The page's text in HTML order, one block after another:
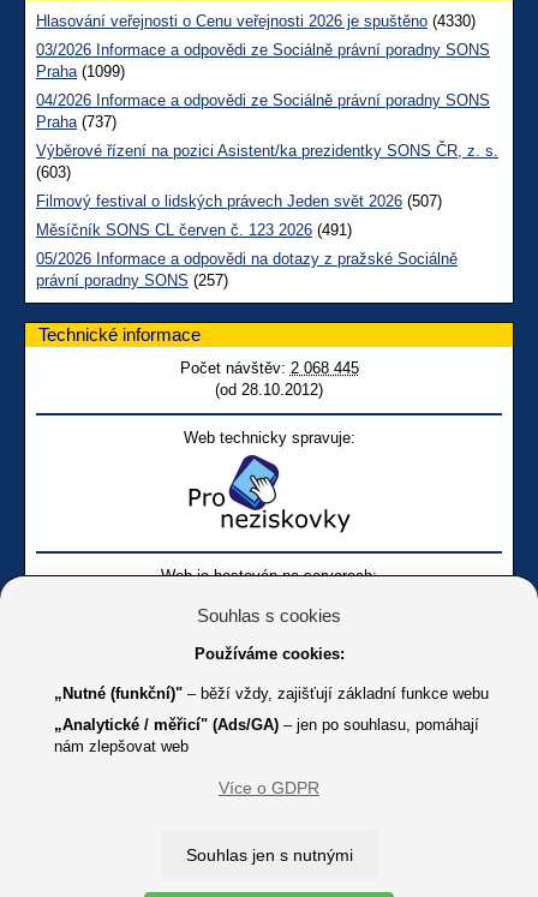
Hlasování veřejnosti o Cenu veřejnosti 2026 je spuštěno (4330)
03/2026 Informace a odpovědi ze Sociálně právní poradny SONS
Praha(1099)
04/2026 Informace a odpovědi ze Sociálně právní poradny SONS
Praha(737)
Výběrové řízení na pozici Asistent/ka prezidentky SONS ČR, z. s.
(603)
Filmový festival o lidských právech Jeden svět 2026 (507)
Měsíčník SONS CL červen č. 123 2026 (491)
05/2026 Informace a odpovědi na dotazy z pražské Sociálně
právní poradny SONS (257)
Technické informace
Počet návštěv: 2 068 445
(od 28.10.2012)
Web technicky spravuje:
Web je hostován na serverech:
Online
Youtube SONS
K jakémukoliv užití textů a obrázků uvedených na tomto serveru je
Copyright © 2012 - 2026 SONS ČR, z. s.
Souhlas s cookies
Používáme cookies:
„Nutné (funkční)" – běží vždy, zajišťují základní funkce webu
„Analytické / měřicí" (Ads/GA) – jen po souhlasu, pomáhají
nám zlepšovat web
Více o GDPR
Souhlas jen s nutnými